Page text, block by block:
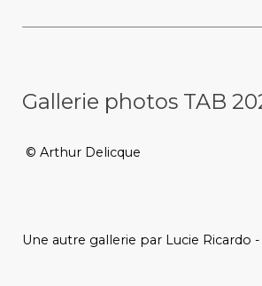
Gallerie photos TAB
© Arthur Delicque
Une autre gallerie par Lucie Ricardo